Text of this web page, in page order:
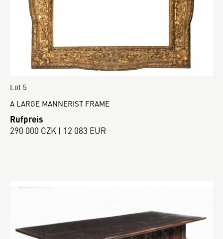
Lot 5
A LARGE MANNERIST FRAME
Rufpreis
290 000 CZK | 12 083 EUR